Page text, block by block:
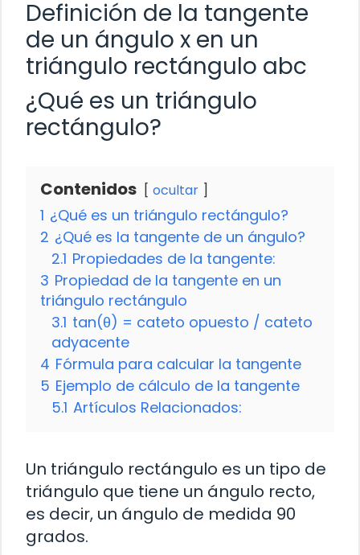
Definición de la tangente
de un ángulo x en un
triángulo rectángulo abc
¿Qué es un triángulo
rectángulo?
Contenidos ocultar
1 ¿Qué es un triángulo rectángulo?
2 ¿Qué es la tangente de un ángulo?
2.1 Propiedades de la tangente:
3 Propiedad de la tangente en un
triángulo rectángulo
3.1 tan(θ) = cateto opuesto / cateto
adyacente
4 Fórmula para calcular la tangente
5 Ejemplo de cálculo de la tangente
5.1 Artículos Relacionados:
Un triángulo rectángulo es un tipo de
triángulo que tiene un ángulo recto,
es decir, un ángulo de medida 90
grados.